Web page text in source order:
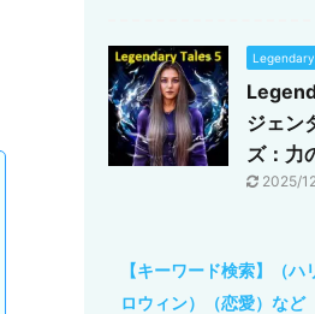
Legendary
ジェン
ズ：力
2025/
【キーワード検索】（
ロウィン）（恋愛）など